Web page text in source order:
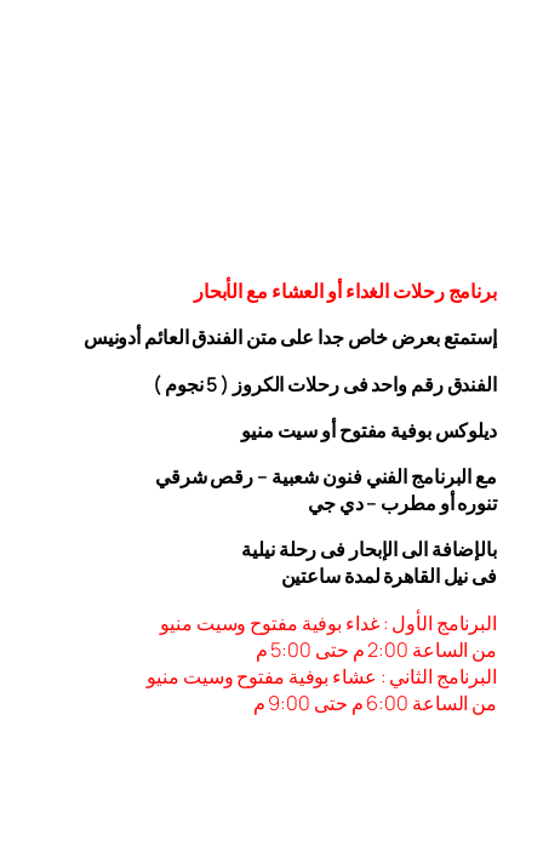
برنامج رحلات الغداء أو العشاء مع الأبحار
إستمتع بعرض خاص جدا على متن الفندقالعائم أدونيس
الفندق رقم واحد فى رحلات الكروز ( 5 نجوم )
ديلوكس بوفية مفتوح أو سيت منيو
مع البرنامج الفني فنون شعبية – رقص شرقي
تنوره أو مطرب – دي جي
بالإضافة الى الإبحار فى رحلة نيلية
فى نيل القاهرة لمدة ساعتين
البرنامج الأول : غداء بوفية مفتوح وسيت منيو
من الساعة 2:00 م حتى 5:00 م
البرنامج الثاني : عشاء بوفية مفتوح وسيت منيو
من الساعة 6:00
م حتى 9:00 م